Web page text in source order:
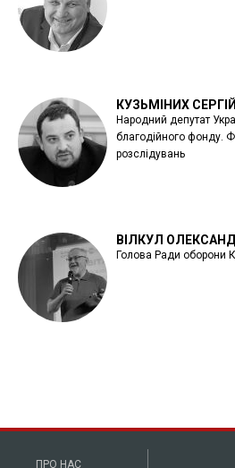
КУЗЬМІНИХ
Народний депутат
благодійного фонду.
розслідувань
ВІЛКУЛ
Голова Ради оборони
ПРО НАС